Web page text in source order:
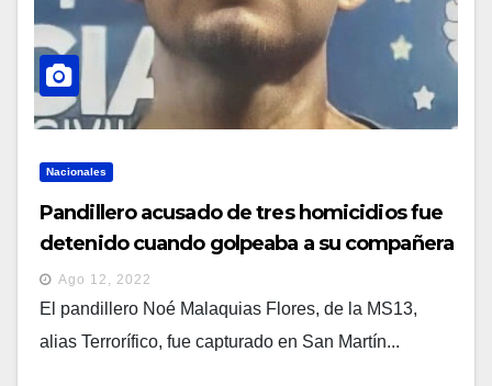
Nacionales
Pandillero acusado de tres homicidios fue
detenido cuando golpeaba a su compañera
de vida
Ago 12, 2022
El pandillero Noé Malaquias Flores, de la MS13,
alias Terrorífico, fue capturado en San Martín...